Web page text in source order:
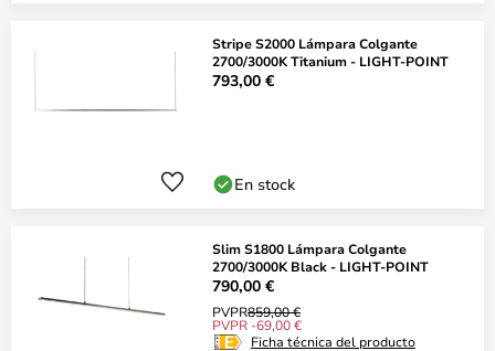
Stripe S2000 Lámpara Colgante
2700/3000K Titanium - LIGHT-POINT
793,00 €
En stock
Slim S1800 Lámpara Colgante
2700/3000K Black - LIGHT-POINT
790,00 €
PVPR859,00 €
PVPR -69,00 €
Ficha técnica del producto